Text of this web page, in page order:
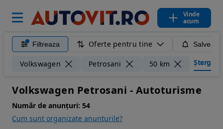
Vinde
acum
Filtreaza Oferte pentru tine
Volkswagen Petrosani 50 km Șterge
Volkswagen Petrosani - Autoturisme
Număr de anunțuri: 54
Cum sunt organizate anunturile?